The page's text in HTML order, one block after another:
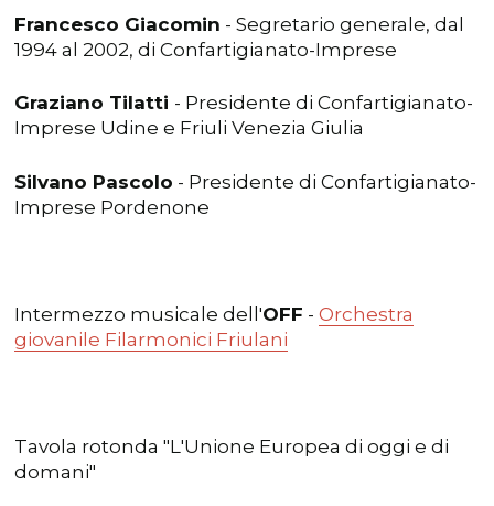
Francesco Giacomin - Segretario generale, dal
1994 al 2002, di Confartigianato-Imprese
Graziano Tilatti - Presidente di Confartigianato-
Imprese Udine e Friuli Venezia Giulia
Silvano Pascolo - Presidente di Confartigianato-
Imprese Pordenone
Intermezzo musicale dell'OFF - Orchestra
giovanile Filarmonici Friulani
Tavola rotonda "L'Unione Europea di oggi e di
domani"